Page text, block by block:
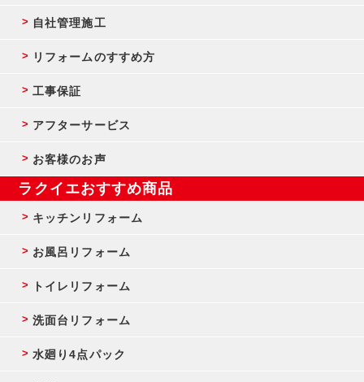
自社管理施工
リフォームのすすめ方
工事保証
アフターサービス
お客様のお声
ラクイエおすすめ商品
キッチンリフォーム
お風呂リフォーム
トイレリフォーム
洗面台リフォーム
水廻り4点パック